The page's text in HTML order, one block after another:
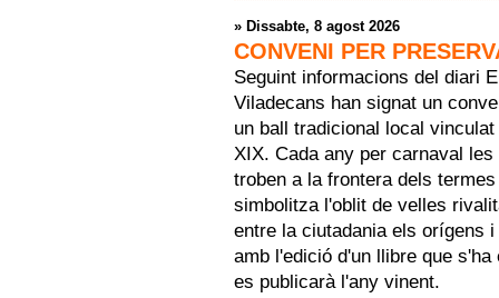
» Dissabte, 8 agost 2026
CONVENI PER
Seguint informacions del diari
Viladecans han signat un
un ball tradicional local
XIX. Cada any per carnaval
troben a la frontera dels
simbolitza l'oblit de velles
entre la ciutadania els orígens
amb l'edició d'un llibre que
es publicarà l'any vinent.